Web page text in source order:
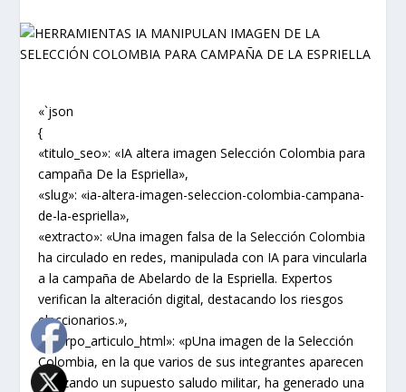
«`json
{
«titulo_seo»: «IA altera imagen Selección Colombia para
campaña De la Espriella»,
«slug»: «ia-altera-imagen-seleccion-colombia-campana-
de-la-espriella»,
«extracto»: «Una imagen falsa de la Selección Colombia
ha circulado en redes, manipulada con IA para vincularla
a la campaña de Abelardo de la Espriella. Expertos
verifican la alteración digital, destacando los riesgos
eleccionarios.»,
«cuerpo_articulo_html»: «pUna imagen de la Selección
Colombia, en la que varios de sus integrantes aparecen
realizando un supuesto saludo militar, ha generado una